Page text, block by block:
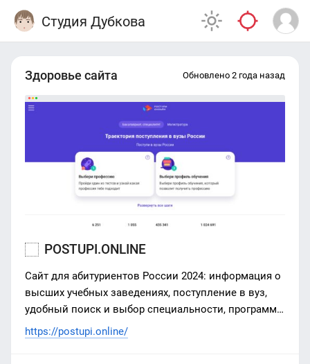
Студия Дубкова
Здоровье сайта Обновлено 2 года назад
POSTUPI.ONLINE
Сайт для абитуриентов России 2024: информация о
высших учебных заведениях, поступление в вуз,
удобный поиск и выбор специальности, программы
образования. Баллы ЕГЭ, проходные баллы, тесты
https://postupi.online/